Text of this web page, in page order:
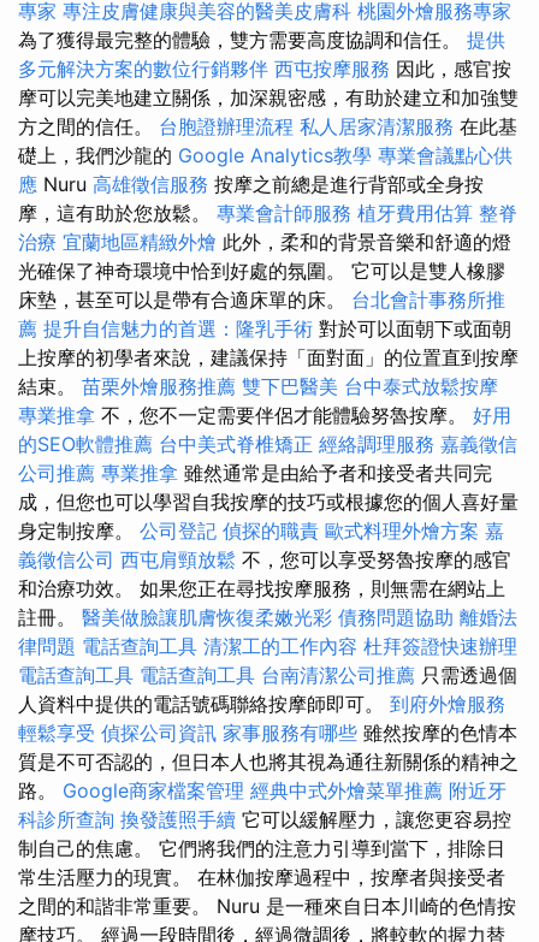
專家 專注皮膚健康與美容的醫美皮膚科 桃園外燴服務專家
為了獲得最完整的體驗，雙方需要高度協調和信任。 提供
多元解決方案的數位行銷夥伴 西屯按摩服務 因此，感官按
摩可以完美地建立關係，加深親密感，有助於建立和加強雙
方之間的信任。 台胞證辦理流程 私人居家清潔服務 在此基
礎上，我們沙龍的 Google Analytics教學 專業會議點心供
應 Nuru 高雄徵信服務 按摩之前總是進行背部或全身按
摩，這有助於您放鬆。 專業會計師服務 植牙費用估算 整脊
治療 宜蘭地區精緻外燴 此外，柔和的背景音樂和舒適的燈
光確保了神奇環境中恰到好處的氛圍。 它可以是雙人橡膠
床墊，甚至可以是帶有合適床單的床。 台北會計事務所推
薦 提升自信魅力的首選：隆乳手術 對於可以面朝下或面朝
上按摩的初學者來說，建議保持「面對面」的位置直到按摩
結束。 苗栗外燴服務推薦 雙下巴醫美 台中泰式放鬆按摩
專業推拿 不，您不一定需要伴侶才能體驗努魯按摩。 好用
的SEO軟體推薦 台中美式脊椎矯正 經絡調理服務 嘉義徵信
公司推薦 專業推拿 雖然通常是由給予者和接受者共同完
成，但您也可以學習自我按摩的技巧或根據您的個人喜好量
身定制按摩。 公司登記 偵探的職責 歐式料理外燴方案 嘉
義徵信公司 西屯肩頸放鬆 不，您可以享受努魯按摩的感官
和治療功效。 如果您正在尋找按摩服務，則無需在網站上
註冊。 醫美做臉讓肌膚恢復柔嫩光彩 債務問題協助 離婚法
律問題 電話查詢工具 清潔工的工作內容 杜拜簽證快速辦理
電話查詢工具 電話查詢工具 台南清潔公司推薦 只需透過個
人資料中提供的電話號碼聯絡按摩師即可。 到府外燴服務
輕鬆享受 偵探公司資訊 家事服務有哪些 雖然按摩的色情本
質是不可否認的，但日本人也將其視為通往新關係的精神之
路。 Google商家檔案管理 經典中式外燴菜單推薦 附近牙
科診所查詢 換發護照手續 它可以緩解壓力，讓您更容易控
制自己的焦慮。 它們將我們的注意力引導到當下，排除日
常生活壓力的現實。 在林伽按摩過程中，按摩者與接受者
之間的和諧非常重要。 Nuru 是一種來自日本川崎的色情按
摩技巧。 經過一段時間後，經過微調後，將較軟的握力替